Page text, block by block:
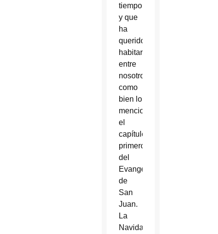
tiempo
y que
ha
querido
habitar
entre
nosotros
como
bien lo
menciona
el
capítulo
primero
del
Evangelio
de
San
Juan.
La
Navidad